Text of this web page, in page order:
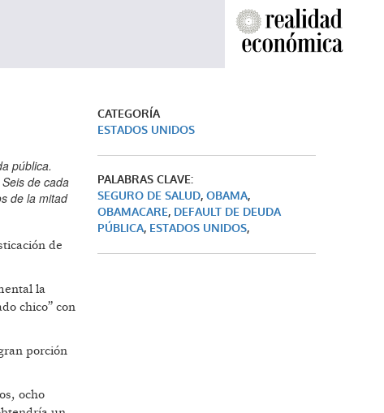
pública.
de cada
de la mitad
de
la
chico” con
porción
ocho
CATEGORÍA
ESTADOS UNIDOS
PALABRAS CLAVE:
SEGURO DE SALUD, OBAMA,
OBAMACARE, DEFAULT DE DEUDA
PÚBLICA, ESTADOS UNIDOS,